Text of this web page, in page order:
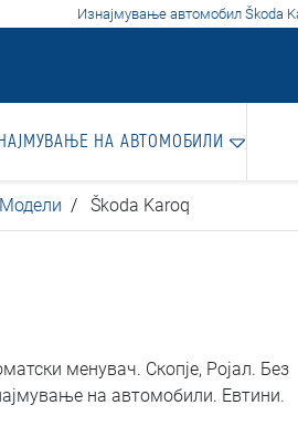
Изнајмување автомобил Škoda
НА АВТОМОБИЛИ
Модели Škoda Karoq
менувач. Скопје, Ројал. Без
на автомобили. Евтини.